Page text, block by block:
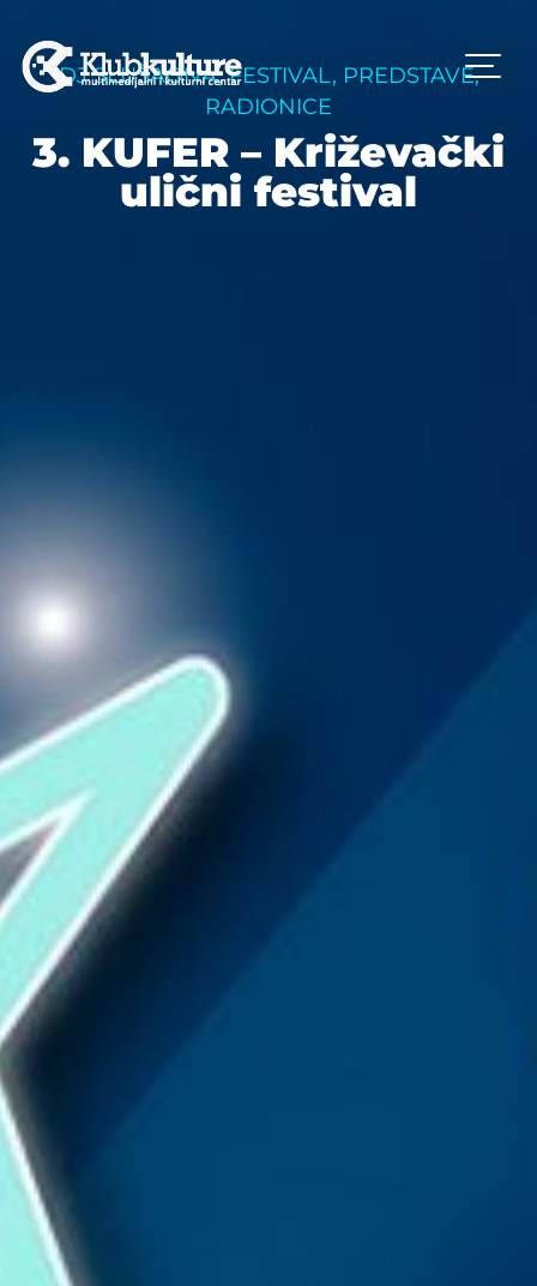
DJ SLUŠAONA,FESTIVAL, PREDSTAVE,
RADIONICE
3. KUFER – Križevački
ulični festival